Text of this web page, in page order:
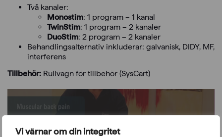
Vi värnar om din integritet
Två kanaler:
Monostim: 1 program – 1 kanal
TwinStim: 1 program – 2 kanaler
DuoStim: 2 program – 2 kanaler
Behandlingsalternativ inkluderar: galvanisk, DIDY, MF,
interferens
Tillbehör: Rullvagn för tillbehör (SysCart)